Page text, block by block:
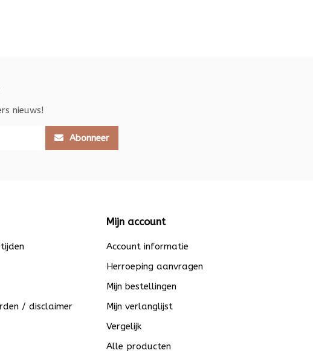
nieuws!
Abonneer
/ disclaimer
Mijn account
Account informatie
Herroeping aanvragen
Mijn bestellingen
Mijn verlanglijst
Vergelijk
Alle producten